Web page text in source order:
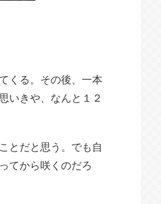
くる。その後、一本
いきや、なんと１２
とだと思う。でも自
てから咲くのだろ